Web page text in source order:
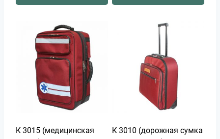
К 3015 (медицинская
К 3010 (дорожная сумка